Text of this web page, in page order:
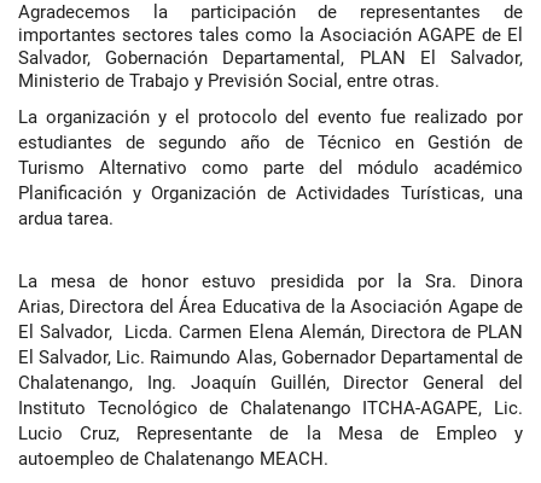
Agradecemos la participación de representantes de
importantes sectores tales como la Asociación AGAPE de El
Salvador, Gobernación Departamental, PLAN El Salvador,
Ministerio de Trabajo y Previsión Social, entre otras.
La organización y el protocolo del evento fue realizado por
estudiantes de segundo año de Técnico en Gestión de
Turismo Alternativo como parte del módulo académico
Planificación y Organización de Actividades Turísticas, una
ardua tarea.
La mesa de honor estuvo presidida por la Sra. Dinora
Arias, Directora del Área Educativa de la Asociación Agape de
El Salvador, Licda. Carmen Elena Alemán, Directora de PLAN
El Salvador, Lic. Raimundo Alas, Gobernador Departamental de
Chalatenango, Ing. Joaquín Guillén, Director General del
Instituto Tecnológico de Chalatenango ITCHA-AGAPE, Lic.
Lucio Cruz, Representante de la Mesa de Empleo y
autoempleo de Chalatenango MEACH.